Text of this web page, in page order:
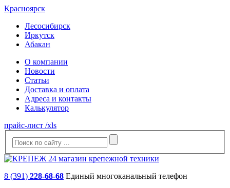
Красноярск
Лесосибирск
Иркутск
Абакан
О компании
Новости
Статьи
Доставка и оплата
Адреса и контакты
Калькулятор
прайс-лист /xls
8 (391) 228-68-68 Единый многоканальный телефон